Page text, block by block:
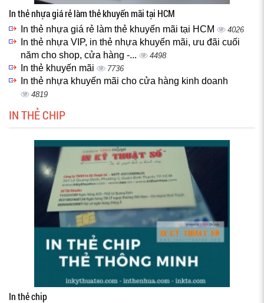
In thẻ nhựa giá rẻ làm thẻ khuyến mãi tại HCM
In thẻ nhựa giá rẻ làm thẻ khuyến mãi tại HCM 4026
In thẻ nhựa VIP, in thẻ nhựa khuyến mãi, ưu đãi cuối
năm cho shop, cửa hàng -...
4498
In thẻ khuyến mãi 7736
In thẻ nhựa khuyến mãi cho cửa hàng kinh doanh
4819
IN THẺ CHIP
In thẻ chip